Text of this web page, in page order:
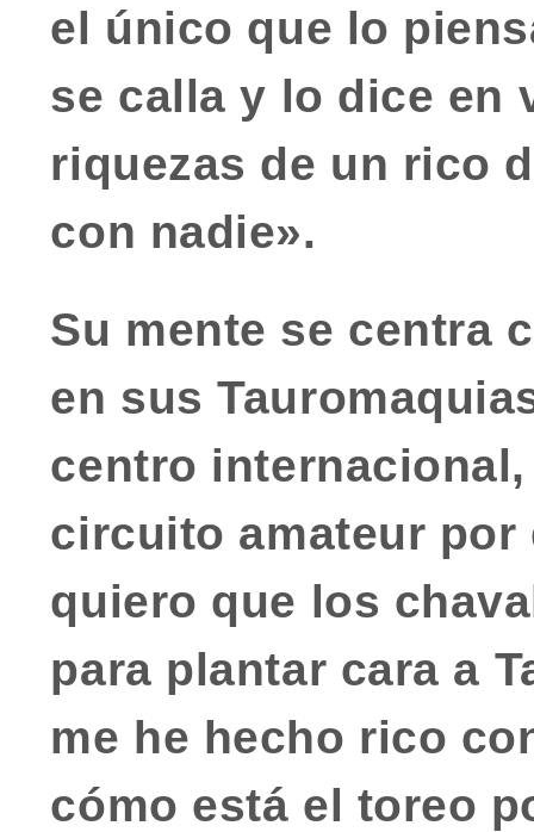
el único que lo
se calla y lo dice en
riquezas de un rico
con nadie».
Su mente se centra
en sus
centro
circuito amateur por
quiero que los
para plantar cara a
me he hecho rico
cómo está el toreo